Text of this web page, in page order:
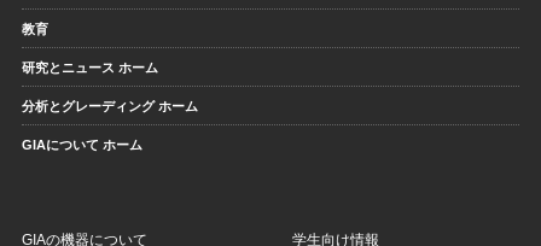
教育
研究とニュース ホーム
分析とグレーディング ホーム
GIAについて ホーム
GIAの機器について 学生向け情報